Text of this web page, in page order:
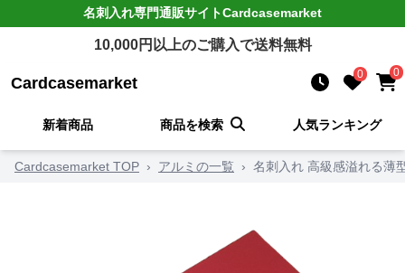
名刺入れ専門通販サイトCardcasemarket
10,000円以上のご購入で送料無料
Cardcasemarket 0 0
新着商品 商品を検索 人気ランキング
Cardcasemarket TOP › アルミの一覧 › 名刺入れ 高級感溢れる薄